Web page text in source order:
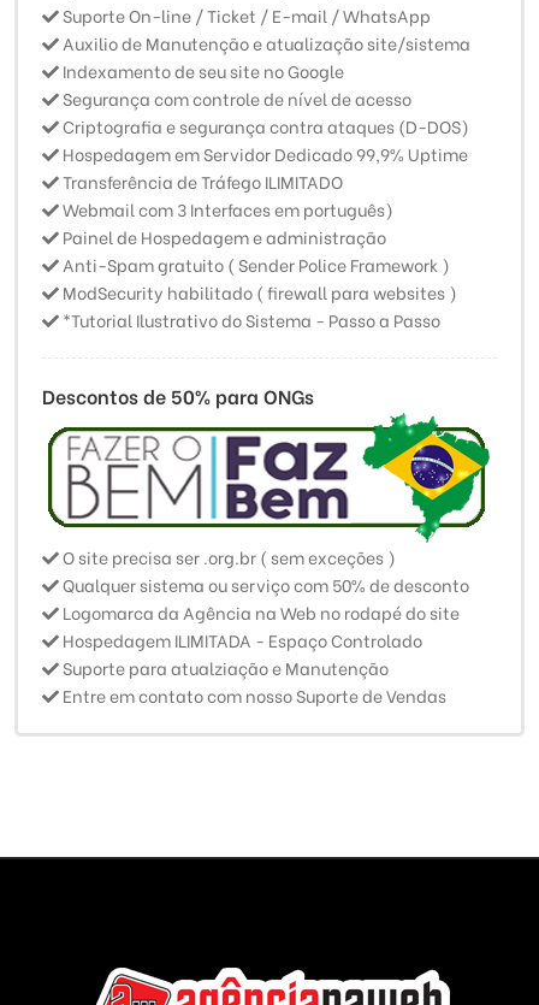
Suporte On-line / Ticket / E-mail / WhatsApp
Auxilio de Manutenção e atualização site/sistema
Indexamento de seu site no Google
Segurança com controle de nível de acesso
Criptografia e segurança contra ataques (D-DOS)
Hospedagem em Servidor Dedicado 99,9% Uptime
Transferência de Tráfego ILIMITADO
Webmail com 3 Interfaces em português)
Painel de Hospedagem e administração
Anti-Spam gratuito ( Sender Police Framework )
ModSecurity habilitado ( firewall para websites )
*Tutorial Ilustrativo do Sistema - Passo a Passo
Descontos de 50% para ONGs
O site precisa ser .org.br ( sem exceções )
Qualquer sistema ou serviço com 50% de desconto
Logomarca da Agência na Web no rodapé do site
Hospedagem ILIMITADA - Espaço Controlado
Suporte para atualziação e Manutenção
Entre em contato com nosso Suporte de Vendas